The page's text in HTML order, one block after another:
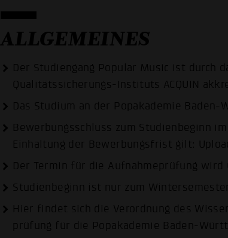
ALLGEMEINES
Der Studiengang Popular Music ist durch
Qualitäts­sicherungs-Instituts ACQUIN
Das Studium an der Popakademie
Bewerbungsschluss zum Studienbeginn
Einhaltung der Bewerbungsfrist gilt:
Der Termin für die Aufnahmeprüfung wird
Studienbeginn ist nur zum
Hier findet sich die Verordnung des
prüfung für die Popakademie Baden-